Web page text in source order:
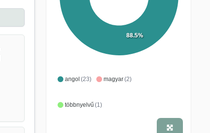
angol (23) magyar(2)
többnyelvű (1)
88.5%